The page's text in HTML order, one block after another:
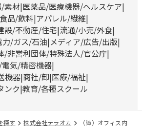
素材 医薬品/医療機器/ヘルスケア
食品/飲料 アパレル/繊維
設/不動産/住宅 流通/小売/外食
力/ガス/石油 メディア/広告/出版
/非営利団体/特殊法人/官公庁
気/精密機器
機器 商社/卸 医療/福祉
ンク 教育/各種スクール
探す 株式会社テラオカ
（障）オフィス内